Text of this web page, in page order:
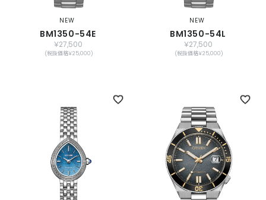
NEW
BM1350-54E
￥27,500
(税抜価格￥25,000)
NEW
BM1350-54L
￥27,500
(税抜価格￥25,000)